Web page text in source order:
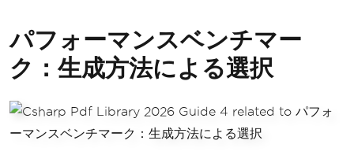
パフォーマンスベンチマー
ク：生成方法による選択